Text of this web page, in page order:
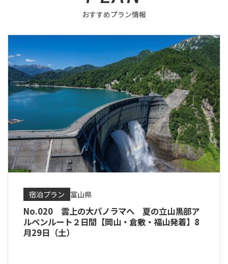
おすすめプラン情報
宿泊プラン 富山県
No.020 雲上の大パノラマへ 夏の立山黒部ア
ルペンルート２日間【岡山・倉敷・福山発着】8
月29日（土）